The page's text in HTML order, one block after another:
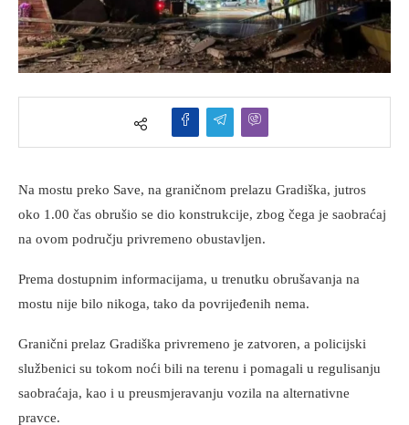
Na mostu preko Save, na graničnom prelazu Gradiška, jutros
oko 1.00 čas obrušio se dio konstrukcije, zbog čega je saobraćaj
na ovom području privremeno obustavljen.
Prema dostupnim informacijama, u trenutku obrušavanja na
mostu nije bilo nikoga, tako da povrijeđenih nema.
Granični prelaz Gradiška privremeno je zatvoren, a policijski
službenici su tokom noći bili na terenu i pomagali u regulisanju
saobraćaja, kao i u preusmjeravanju vozila na alternativne
pravce.